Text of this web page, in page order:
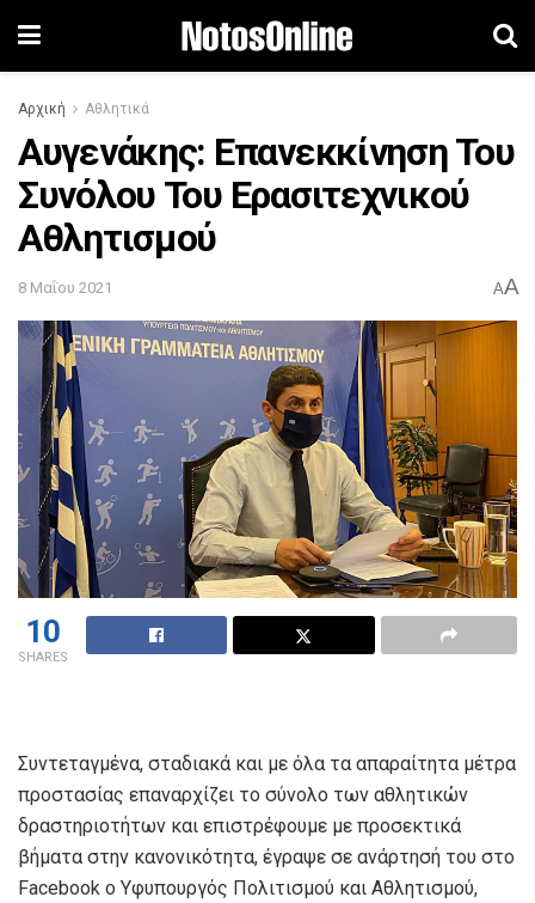
Αρχική Αθλητικά
Αυγενάκης: Επανεκκίνηση Του
Συνόλου Του Ερασιτεχνικού
Αθλητισμού
8 Μαΐου 2021 AA
10
SHARES
Συντεταγμένα, σταδιακά και με όλα τα απαραίτητα μέτρα
προστασίας επαναρχίζει το σύνολο των αθλητικών
δραστηριοτήτων και επιστρέφουμε με προσεκτικά
βήματα στην κανονικότητα, έγραψε σε ανάρτησή του στο
Facebook o Υφυπουργός Πολιτισμού και Αθλητισμού,